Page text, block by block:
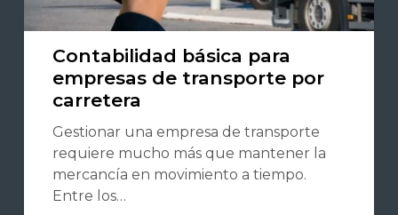
Contabilidad básica para
empresas de transporte por
carretera
Gestionar una empresa de transporte
requiere mucho más que mantener la
mercancía en movimiento a tiempo.
Entre los…